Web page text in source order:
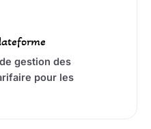
gestion des
pour les